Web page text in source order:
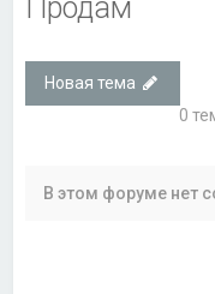
Продам
Новая тема
0
В этом форуме нет